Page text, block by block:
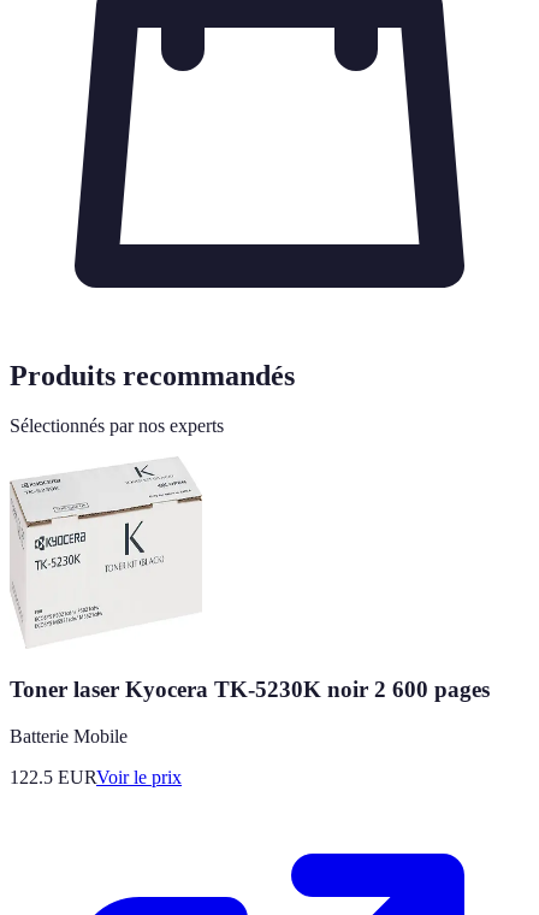
Produits recommandés
Sélectionnés par nos experts
Toner laser Kyocera TK-5230K noir 2 600 pages
Batterie Mobile
122.5 EURVoir le prix